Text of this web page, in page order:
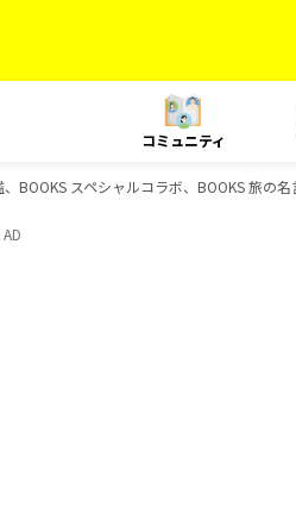
コミュニティ
スペシャルコラボ、BOOKS 旅の
AD